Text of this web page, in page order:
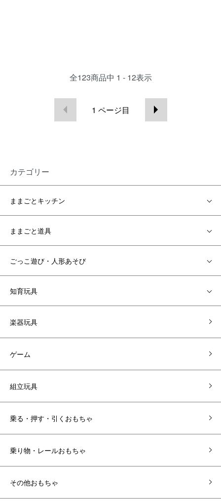
全123商品中 1 - 12表示
1 ページ目
カテゴリー
ままごとキッチン
ままごと道具
ごっこ遊び・人形あそび
知育玩具
楽器玩具
ゲーム
組立玩具
乗る・押す・引くおもちゃ
乗り物・レールおもちゃ
その他おもちゃ